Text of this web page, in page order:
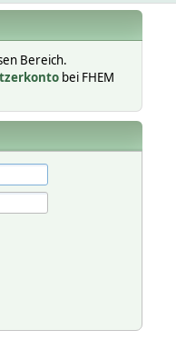
Bereich.
bei FHEM